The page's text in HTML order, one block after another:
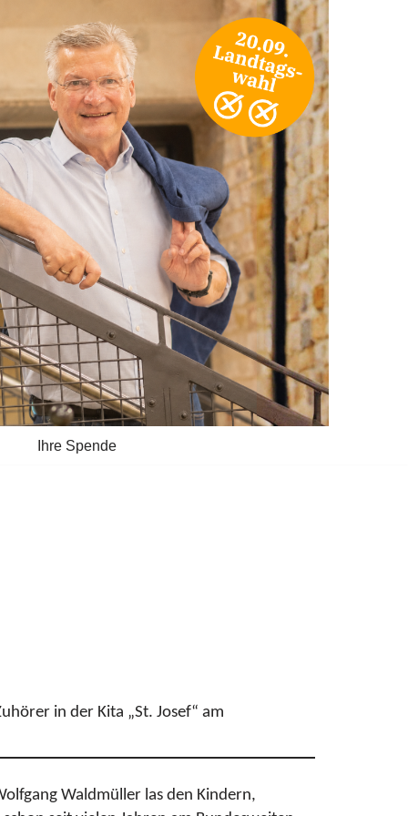
Ihre Spende
in der Kita „St. Josef“ am
Waldmüller las den Kindern,